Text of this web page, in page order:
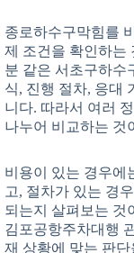
종로하수구막힘를
제 조건을 확인하는
분 같은 서초구하수
식, 진행 절차, 응대
니다. 따라서 여러
나누어 비교하는 것
비용이 있는 경우에
고, 절차가 있는 경
되는지 살펴보는 것
김포공항주차대행
재 상황에 맞는 판